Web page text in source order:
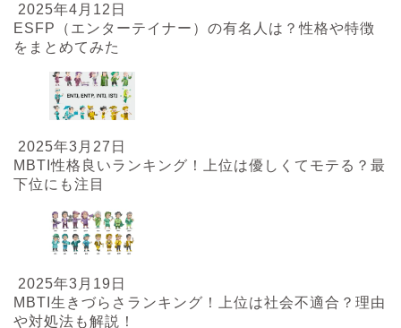
2025年4月12日
ESFP（エンターテイナー）の有名人は？性格や特徴
をまとめてみた
2025年3月27日
MBTI性格良いランキング！上位は優しくてモテる？最
下位にも注目
2025年3月19日
MBTI生きづらさランキング！上位は社会不適合？理由
や対処法も解説！